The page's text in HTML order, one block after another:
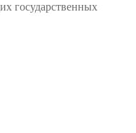
государственных